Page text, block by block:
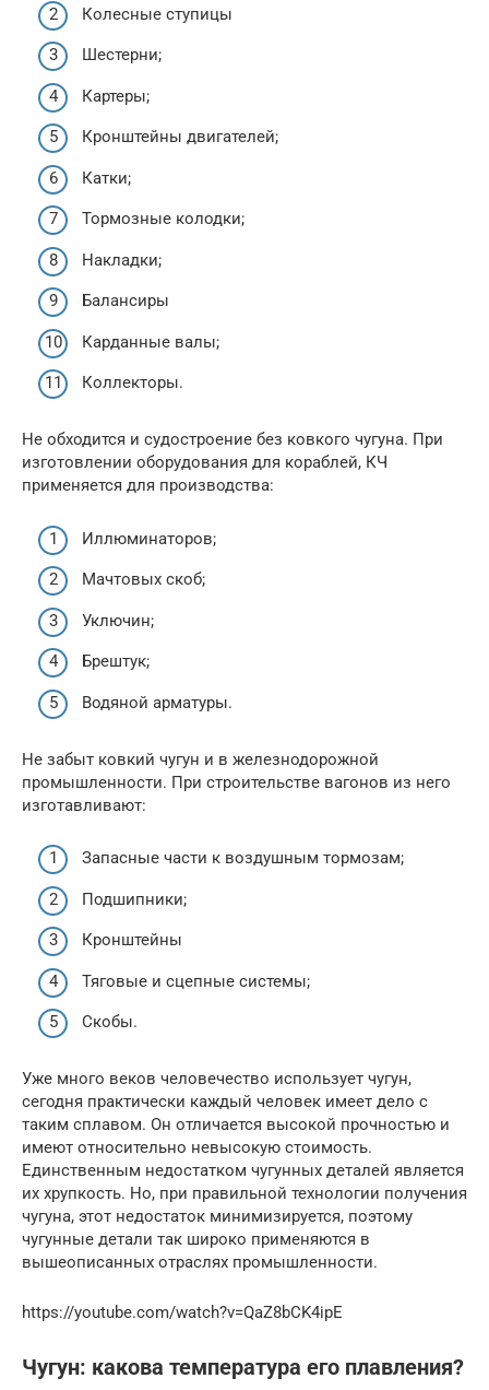
Колесные ступицы
Шестерни;
Картеры;
Кронштейны двигателей;
Катки;
Тормозные колодки;
Накладки;
Балансиры
Карданные валы;
Коллекторы.
Не обходится и судостроение без ковкого чугуна. При
изготовлении оборудования для кораблей, КЧ
применяется для производства:
Иллюминаторов;
Мачтовых скоб;
Уключин;
Брештук;
Водяной арматуры.
Не забыт ковкий чугун и в железнодорожной
промышленности. При строительстве вагонов из него
изготавливают:
Запасные части к воздушным тормозам;
Подшипники;
Кронштейны
Тяговые и сцепные системы;
Скобы.
Уже много веков человечество использует чугун,
сегодня практически каждый человек имеет дело с
таким сплавом. Он отличается высокой прочностью и
имеют относительно невысокую стоимость.
Единственным недостатком чугунных деталей является
их хрупкость. Но, при правильной технологии получения
чугуна, этот недостаток минимизируется, поэтому
чугунные детали так широко применяются в
вышеописанных отраслях промышленности.
https://youtube.com/watch?v=QaZ8bCK4ipE
Чугун: какова температура его плавления?